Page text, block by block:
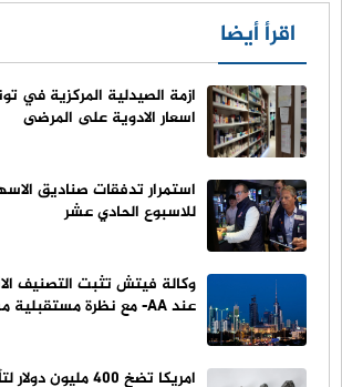
اقرأ أيضا
ازمة الصيدلية المركزية في
اسعار الادوية على المرضى
استمرار تدفقات صناديق
للاسبوع الحادي عشر
وكالة فيتش تثبت التصنيف
عند AA- مع نظرة مستقبلية مستقرة
امريكا تضخ 400